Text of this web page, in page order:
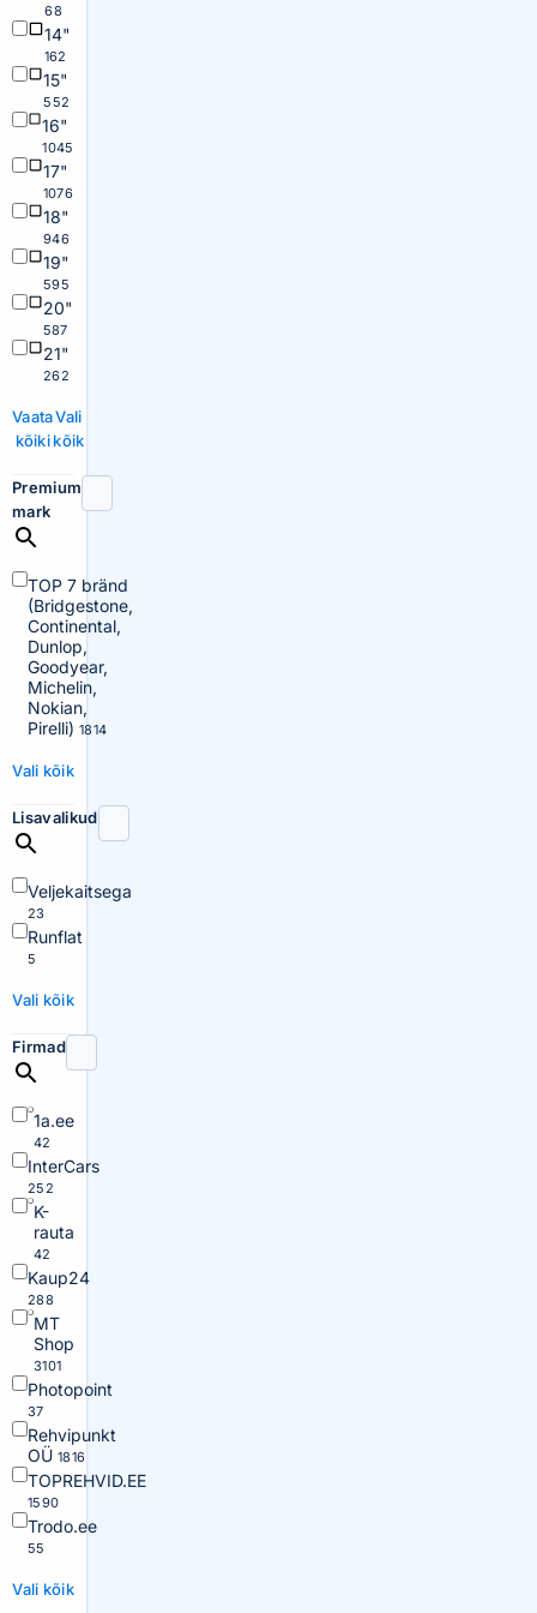
68
14"
162
15"
552
16"
1045
17"
1076
18"
946
19"
595
20"
587
21"
262
Vaata
kõiki
Vali
kõik
Premium
mark
TOP 7 bränd
(Bridgestone,
Continental,
Dunlop,
Goodyear,
Michelin,
Nokian,
Pirelli) 1814
Vali kõik
Lisavalikud
Veljekaitsega
23
Runflat
5
Vali kõik
Firmad
1a.ee
42
InterCars
252
K-
rauta
42
Kaup24
288
MT
Shop
3101
Photopoint
37
Rehvipunkt
OÜ 1816
TOPREHVID.EE
1590
Trodo.ee
55
Vali kõik